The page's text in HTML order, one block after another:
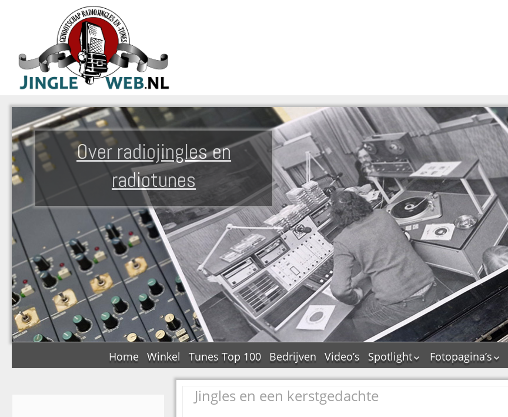
Over radiojingles en
radiotunes
Home Winkel Tunes Top 100 Bedrijven Video’s
Spotlight
De Tourflitsjingle –
Jingledemo’s en hun
Fotopagina’s
JAM in pictures
Jingles en een kerstgedachte